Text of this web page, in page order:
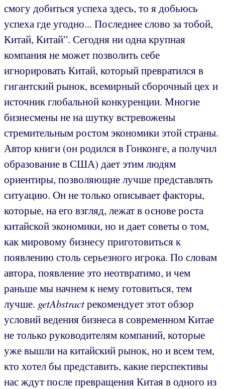
смогу добиться успеха здесь, то я добьюсь
успеха где угодно... Последнее слово за тобой,
Китай, Китай”. Сегодня ни одна крупная
компания не может позволить себе
игнорировать Китай, который превратился в
гигантский рынок, всемирный сборочный цех и
источник глобальной конкуренции. Многие
бизнесмены не на шутку встревожены
стремительным ростом экономики этой страны.
Автор книги (он родился в Гонконге, а получил
образование в США) дает этим людям
ориентиры, позволяющие лучше представлять
ситуацию. Он не только описывает факторы,
которые, на его взгляд, лежат в основе роста
китайской экономики, но и дает советы о том,
как мировому бизнесу приготовиться к
появлению столь серьезного игрока. По словам
автора, появление это неотвратимо, и чем
раньше мы начнем к нему готовиться, тем
лучше. getAbstractрекомендует этот обзор
условий ведения бизнеса в современном Китае
не только руководителям компаний, которые
уже вышли на китайский рынок, но и всем тем,
кто хотел бы представить, какие перспективы
нас ждут после превращения Китая в одного из